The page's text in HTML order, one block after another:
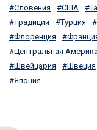
Словения
США
традиции
Турция
Флоренция
Центральная
Швейцария
Швеция
Япония